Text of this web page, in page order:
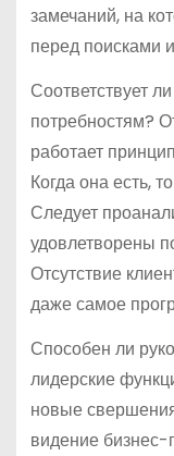
замечаний, на
перед поисками
Соответствует
потребностям?
работает
Когда она есть,
Следует
удовлетворены
Отсутствие
даже самое
Способен ли
лидерские
новые
видение бизнес-